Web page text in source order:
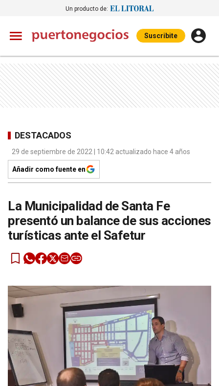
Un producto de:
Suscribite
DESTACADOS
29 de septiembre de 2022 | 10:42 actualizado hace 4 años
Añadir como fuente en
La Municipalidad de Santa Fe
presentó un balance de sus acciones
turísticas ante el Safetur